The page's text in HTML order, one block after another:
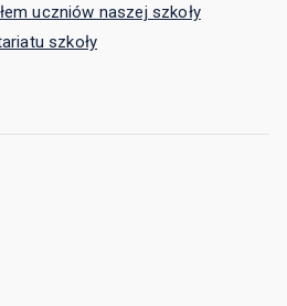
uczniów naszej szkoły
szkoły